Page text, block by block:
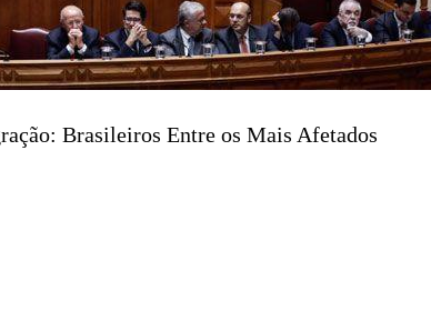
Brasileiros Entre os Mais Afetados